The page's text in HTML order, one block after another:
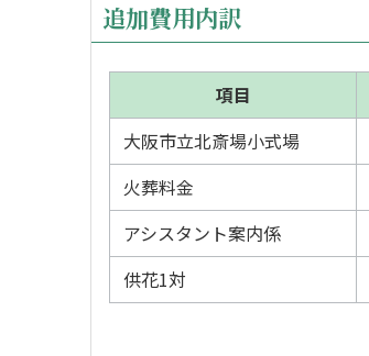
追加費用内訳
項目
大阪市立北斎場小式場
火葬料金
アシスタント案内係
供花1対